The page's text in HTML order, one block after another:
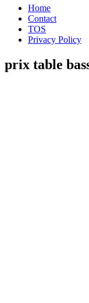
Home
Contact
TOS
Privacy Policy
prix table